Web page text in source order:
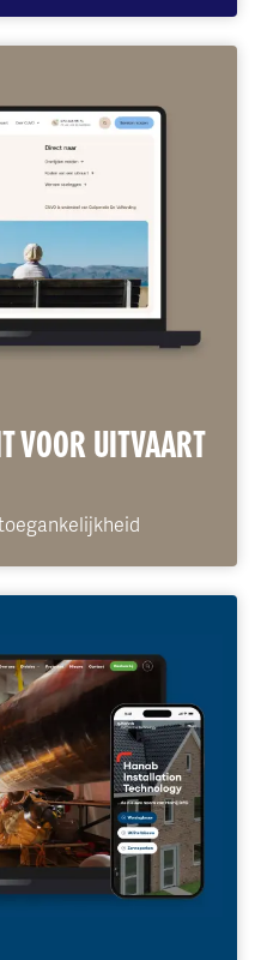
VOOR UITVAART